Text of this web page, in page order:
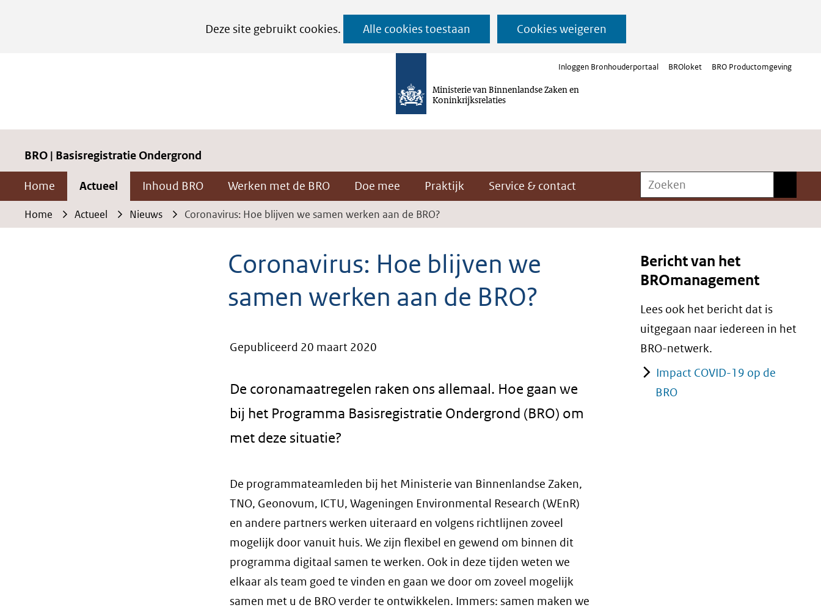
Deze site gebruikt cookies.
van
cookies
op
deze
website
worden
Alle cookies toestaan Cookies weigeren
Ga
naar
de
Ministerie van Binnenlandse Zaken en
Koninkrijksrelaties
Inloggen Bronhouderportaal BROloket BRO Productomgeving
BRO | Basisregistratie Ondergrond
Home Actueel Inhoud BRO Werken met de BRO Doe mee Praktijk Service & contact Zoeken
Home Actueel Nieuws Coronavirus: Hoe blijven we samen werken aan de BRO?
Coronavirus: Hoe blijven we
samen werken aan de BRO?
Gepubliceerd 20 maart 2020
De coronamaatregelen raken ons allemaal. Hoe gaan we
bij het Programma Basisregistratie Ondergrond (BRO) om
met deze situatie?
De programmateamleden bij het Ministerie van Binnenlandse Zaken,
TNO, Geonovum, ICTU, Wageningen Environmental Research (WEnR)
en andere partners werken uiteraard en volgens richtlijnen zoveel
mogelijk door vanuit huis. We zijn flexibel en gewend om binnen dit
programma digitaal samen te werken. Ook in deze tijden weten we
elkaar als team goed te vinden en gaan we door om zoveel mogelijk
samen met u de BRO verder te ontwikkelen. Immers: samen maken we
Bericht van het
BROmanagement
Lees ook het bericht dat is
uitgegaan naar iedereen in het
BRO-netwerk.
Impact COVID-19 op de
BRO